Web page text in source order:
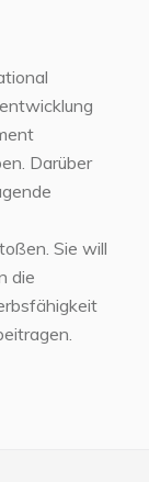
Darüber
Sie will
die